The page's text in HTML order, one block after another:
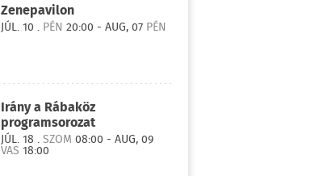
Zenepavilon
JÚL. 10 . PÉN 20:00 - AUG, 07 PÉN
Irány a Rábaköz
programsorozat
JÚL. 18 .SZOM 08:00 - AUG, 09
VAS 18:00